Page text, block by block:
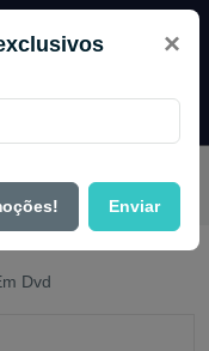
Dvd
×
Enviar